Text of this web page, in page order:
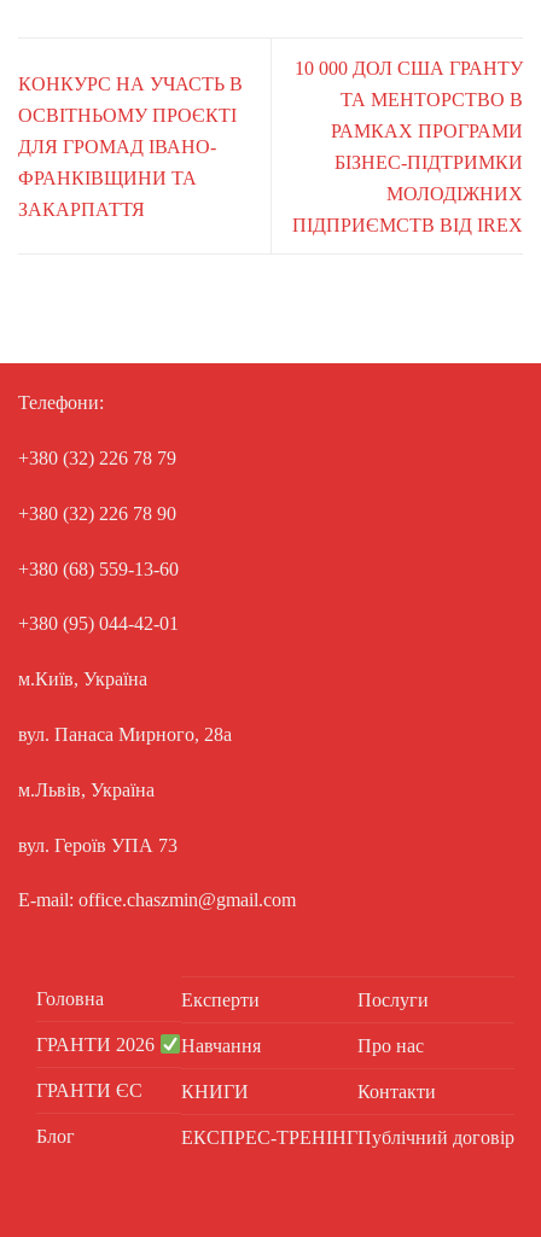
КОНКУРС НА УЧАСТЬ В
ОСВІТНЬОМУ ПРОЄКТІ
ДЛЯ ГРОМАД ІВАНО-
ФРАНКІВЩИНИ ТА
ЗАКАРПАТТЯ
10 000 ДОЛ США ГРАНТУ
ТА МЕНТОРСТВО В
РАМКАХ ПРОГРАМИ
БІЗНЕС-ПІДТРИМКИ
МОЛОДІЖНИХ
ПІДПРИЄМСТВ ВІД IREX
Телефони:
+380 (32) 226 78 79
+380 (32) 226 78 90
+380 (68) 559-13-60
+380 (95) 044-42-01
м.Київ, Україна
вул. Панаса Мирного, 28а
м.Львів, Україна
вул. Героїв УПА 73
E-mail: office.chaszmin@gmail.com
Головна
ГРАНТИ 2026
ГРАНТИ ЄС
Блог
Експерти
Навчання
КНИГИ
ЕКСПРЕС-ТРЕНІНГ
Послуги
Про нас
Контакти
Публічний договір